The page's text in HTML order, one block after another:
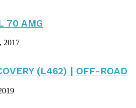
70 AMG
2017
(L462) | OFF-ROAD